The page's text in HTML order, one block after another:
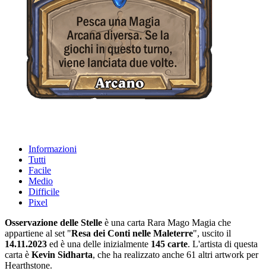
Informazioni
Tutti
Facile
Medio
Difficile
Pixel
Osservazione delle Stelle è una carta Rara Mago Magia che
appartiene al set "Resa dei Conti nelle Maleterre", uscito il
14.11.2023 ed è una delle inizialmente 145 carte. L'artista di questa
carta è Kevin Sidharta, che ha realizzato anche 61 altri artwork per
Hearthstone.